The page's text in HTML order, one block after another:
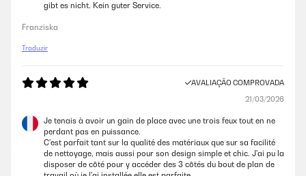
gibt es nicht. Kein guter Service.
Franziska
Traduzir
AVALIAÇÃO COMPROVADA
21/03/2026
Je tenais à avoir un gain de place avec une trois feux tout en ne
perdant pas en puissance.
C'est parfait tant sur la qualité des matériaux que sur sa facilité
de nettoyage, mais aussi pour son design simple et chic. J'ai pu la
disposer de côté pour y accéder des 3 côtés du bout de plan de